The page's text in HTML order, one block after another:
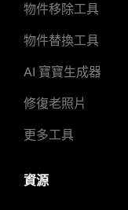
物件移除工具
物件替換工具
AI 寶寶生成器
修復老照片
更多工具
資源